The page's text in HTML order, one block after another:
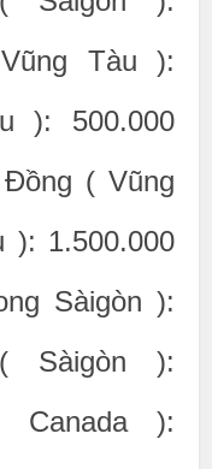
Tàu ):
): 500.000
( Vũng
): 1.500.000
Sàigòn ):
Sàigòn ):
):